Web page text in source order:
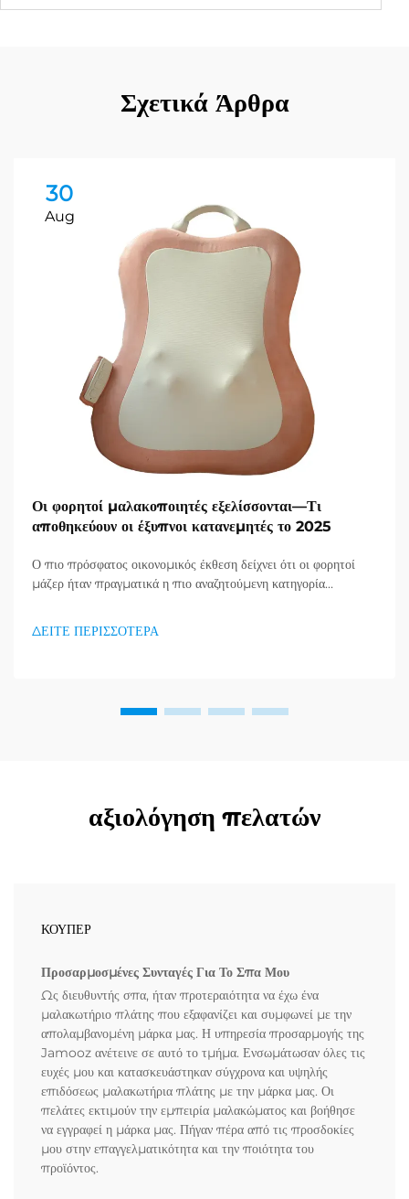
Σχετικά Άρθρα
30
Aug
Οι φορητοί μαλακοποιητές εξελίσσονται—Τι
αποθηκεύουν οι έξυπνοι κατανεμητές το 2025
Ο πιο πρόσφατος οικονομικός έκθεση δείχνει ότι οι φορητοί
μάζερ ήταν πραγματικά η πιο αναζητούμενη κατηγορία
διανομείς το έχουν ήδη κατανοήσει...
ΔΕΙΤΕ ΠΕΡΙΣΣΟΤΕΡΑ
αξιολόγηση πελατών
ΚΟΥΠΕΡ
Προσαρμοσμένες Συνταγές Για Το Σπα Μου
Ως διευθυντής σπα, ήταν προτεραιότητα να έχω ένα
μαλακωτήριο πλάτης που εξαφανίζει και συμφωνεί με την
απολαμβανομένη μάρκα μας. Η υπηρεσία προσαρμογής της
Jamooz ανέτεινε σε αυτό το τμήμα. Ενσωμάτωσαν όλες τις
ευχές μου και κατασκευάστηκαν σύγχρονα και υψηλής
επιδόσεως μαλακωτήρια πλάτης με την μάρκα μας. Οι
πελάτες εκτιμούν την εμπειρία μαλακώματος και βοήθησε
να εγγραφεί η μάρκα μας. Πήγαν πέρα από τις προσδοκίες
μου στην επαγγελματικότητα και την ποιότητα του
προϊόντος.